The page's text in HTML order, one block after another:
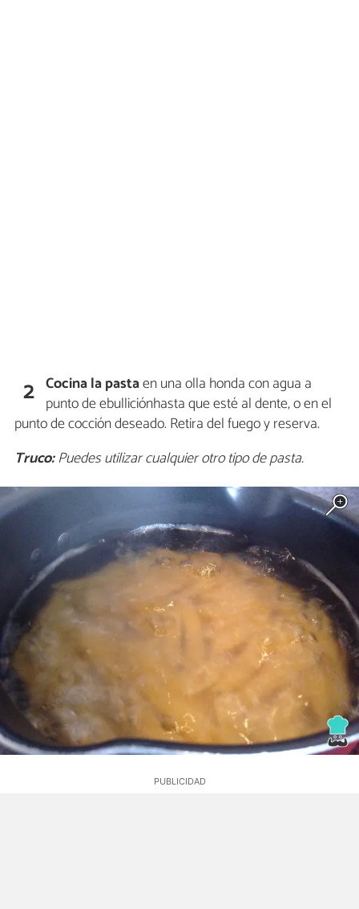
2 Cocina la pastaen una olla honda con agua a
punto de ebulliciónhasta que esté al dente, o en el
punto de cocción deseado. Retira del fuego y reserva.
Truco:Puedes utilizar cualquier otro tipo de pasta.